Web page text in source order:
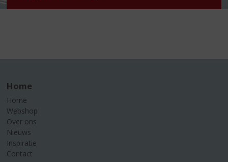
Home
Home
Webshop
Over ons
Nieuws
Inspiratie
Contact